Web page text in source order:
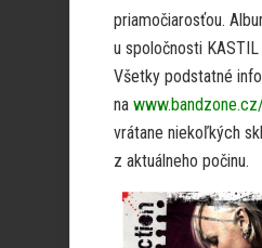
priamočiarosťou.
u spoločnosti KASTIL
Všetky podstatné
na
vrátane niekoľkých
z aktuálneho počinu.